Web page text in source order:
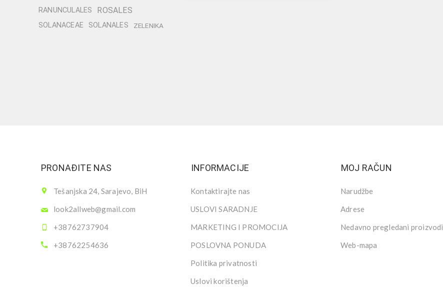
RANUNCULALES ROSALES
SOLANACEAE SOLANALES ZELENIKA
PRONAĐITE NAS
Tešanjska 24, Sarajevo, BiH
look2allweb@gmail.com
+38762737904
+38762254636
INFORMACIJE
Kontaktirajte nas
USLOVI SARADNJE
MARKETING I PROMOCIJA
POSLOVNA PONUDA
Politika privatnosti
Uslovi korištenja
MOJ RAČUN
Narudžbe
Adrese
Nedavno pregledani proizvodi
Web-mapa